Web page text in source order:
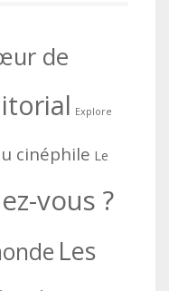
de
Explore
cinéphile Le
vous ?
Les